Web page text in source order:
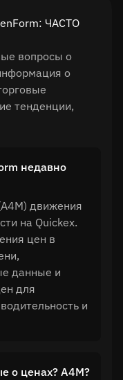
ЧАСТО
вопросы о
о
тенденции,
недавно
движения
на Quickex.
цен в
данные и
для
и
о ценах? A4M?